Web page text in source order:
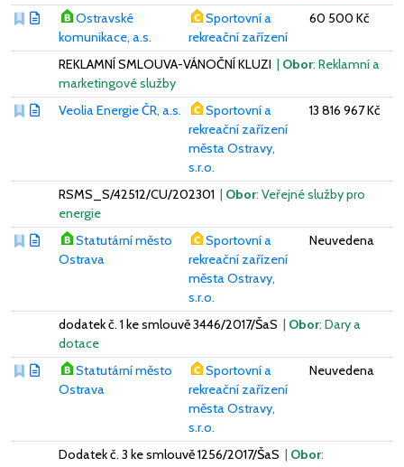
Ostravské
komunikace, a.s.
Sportovní a
rekreační zařízení
60 500 Kč
REKLAMNÍ SMLOUVA-VÁNOČNÍ KLUZI | Obor: Reklamní a
marketingové služby
Veolia Energie ČR, a.s.
Sportovní a
rekreační zařízení
města Ostravy,
s.r.o.
13 816 967 Kč
RSMS_S/42512/CU/202301 | Obor: Veřejné služby pro
energie
Statutární město
Ostrava
Sportovní a
rekreační zařízení
města Ostravy,
s.r.o.
Neuvedena
dodatek č. 1 ke smlouvě 3446/2017/ŠaS | Obor: Dary a
dotace
Statutární město
Ostrava
Sportovní a
rekreační zařízení
města Ostravy,
s.r.o.
Neuvedena
Dodatek č. 3 ke smlouvě 1256/2017/ŠaS | Obor: